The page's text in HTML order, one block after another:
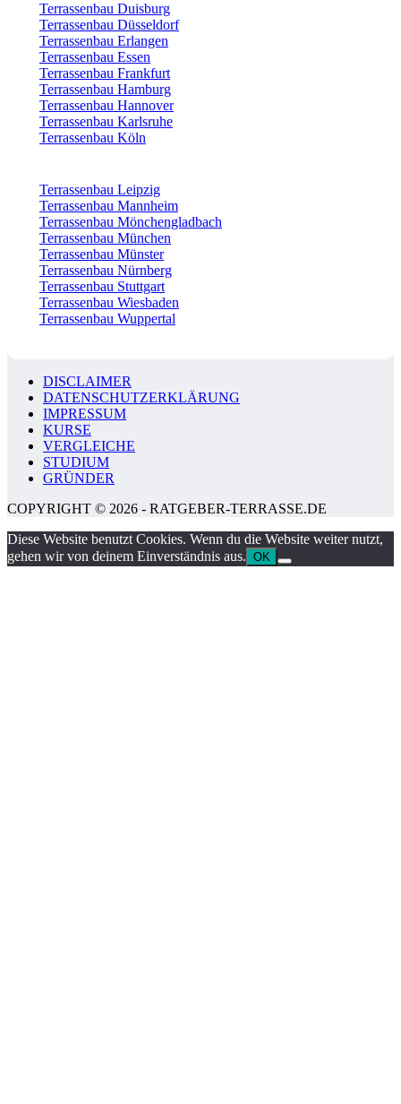
Terrassenbau Duisburg
Terrassenbau Düsseldorf
Terrassenbau Erlangen
Terrassenbau Essen
Terrassenbau Frankfurt
Terrassenbau Hamburg
Terrassenbau Hannover
Terrassenbau Karlsruhe
Terrassenbau Köln
Terrassenbau Leipzig
Terrassenbau Mannheim
Terrassenbau Mönchengladbach
Terrassenbau München
Terrassenbau Münster
Terrassenbau Nürnberg
Terrassenbau Stuttgart
Terrassenbau Wiesbaden
Terrassenbau Wuppertal
DISCLAIMER
DATENSCHUTZERKLÄRUNG
IMPRESSUM
KURSE
VERGLEICHE
STUDIUM
GRÜNDER
COPYRIGHT © 2026 - RATGEBER-TERRASSE.DE
Diese Website benutzt Cookies. Wenn du die Website weiter nutzt,
gehen wir von deinem Einverständnis aus. OK